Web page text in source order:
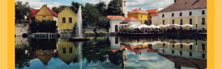
nagyít